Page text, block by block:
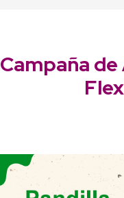
Campaña